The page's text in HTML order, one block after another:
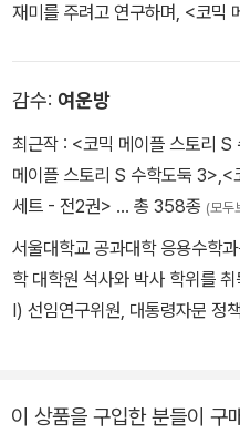
재미를 주려고 연구하며, <코믹
감수: 여운방
최근작 : <코믹 메이플 스토리
메이플 스토리 S 수학도둑 3>,<
세트 - 전2권> … 총 358종 (모두
서울대학교 공과대학 응용수학
학 대학원 석사와 박사 학위를
I) 선임연구위원, 대통령자문 정책기획위원
시스템수학연구회 회장을 역임
이 상품을 구입한 분들이 구